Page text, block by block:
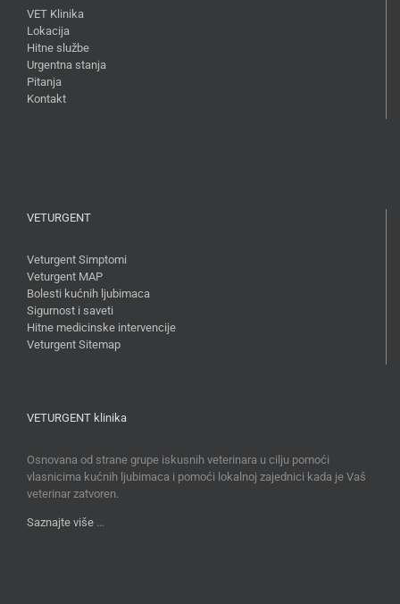
VET Klinika
Lokacija
Hitne službe
Urgentna stanja
Pitanja
Kontakt
VETURGENT
Veturgent Simptomi
Veturgent MAP
Bolesti kućnih ljubimaca
Sigurnost i saveti
Hitne medicinske intervencije
Veturgent Sitemap
VETURGENT klinika
Osnovana od strane grupe iskusnih veterinara u cilju pomoći
vlasnicima kućnih ljubimaca i pomoći lokalnoj zajednici kada je Vaš
veterinar zatvoren.
Saznajte više …